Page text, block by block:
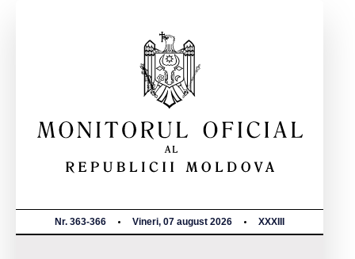
Nr. 363-366 Vineri, 07 august 2026 XXXIII